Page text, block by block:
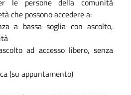
che possono accedere a:
a bassa soglia con ascolto,
ad accesso libero, senza
(su appuntamento)